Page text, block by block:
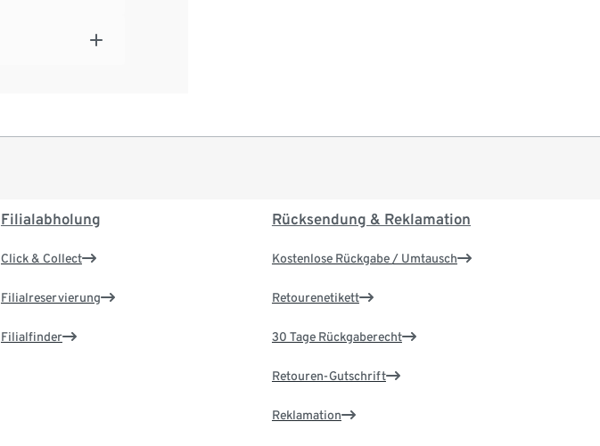
Filialabholung
Click & Collect
Filialreservierung
Filialfinder
Rücksendung & Reklamation
Kostenlose Rückgabe / Umtausch
Retourenetikett
30 Tage Rückgaberecht
Retouren-Gutschrift
Reklamation